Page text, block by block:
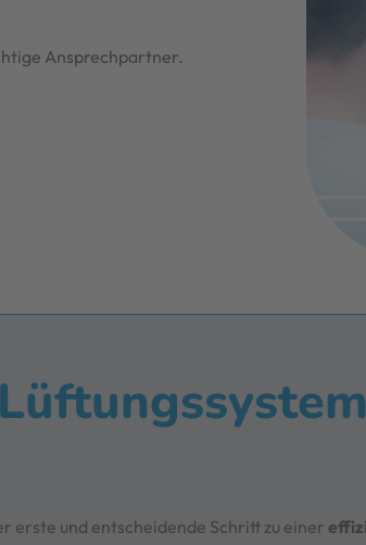
Ansprechpartner.
erste und entscheidende Schritt zu einer